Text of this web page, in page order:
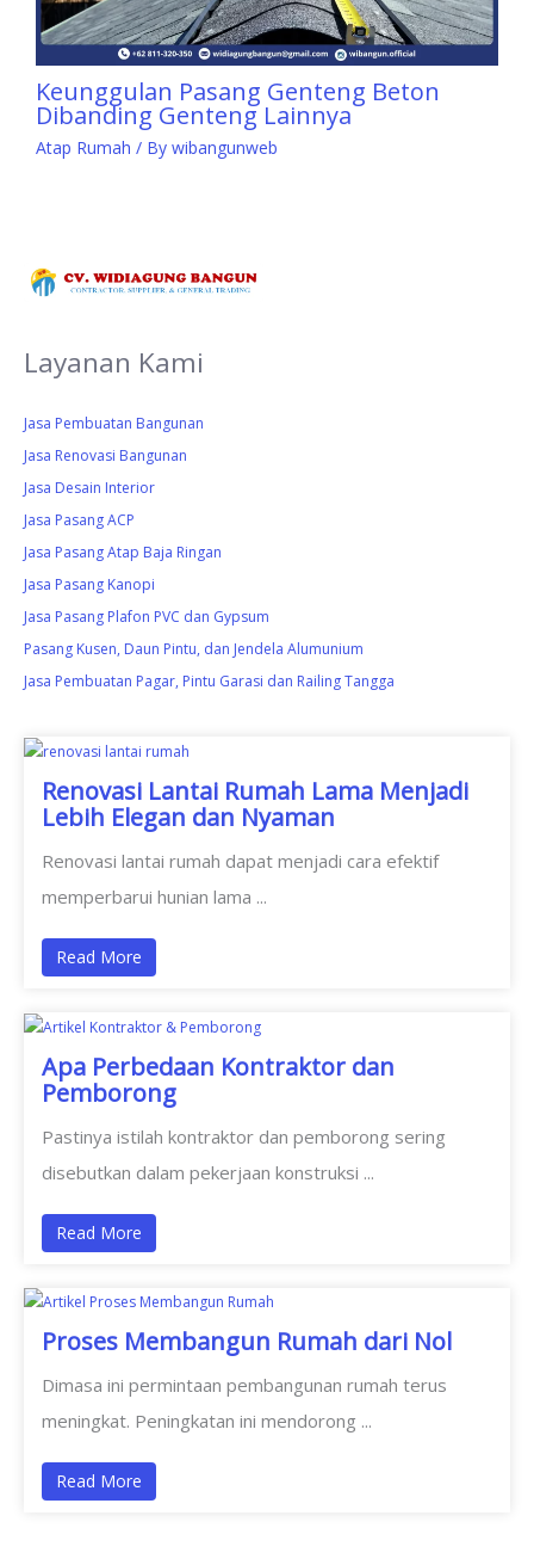
Keunggulan Pasang Genteng Beton
Dibanding Genteng Lainnya
Atap Rumah / By wibangunweb
Layanan Kami
Jasa Pembuatan Bangunan
Jasa Renovasi Bangunan
Jasa Desain Interior
Jasa Pasang ACP
Jasa Pasang Atap Baja Ringan
Jasa Pasang Kanopi
Jasa Pasang Plafon PVC dan Gypsum
Pasang Kusen, Daun Pintu, dan Jendela Alumunium
Jasa Pembuatan Pagar, Pintu Garasi dan Railing Tangga
Renovasi Lantai Rumah Lama Menjadi
Lebih Elegan dan Nyaman
Renovasi lantai rumah dapat menjadi cara efektif
memperbarui hunian lama ...
Read More
Apa Perbedaan Kontraktor dan
Pemborong
Pastinya istilah kontraktor dan pemborong sering
disebutkan dalam pekerjaan konstruksi ...
Read More
Proses Membangun Rumah dari Nol
Dimasa ini permintaan pembangunan rumah terus
meningkat. Peningkatan ini mendorong ...
Read More